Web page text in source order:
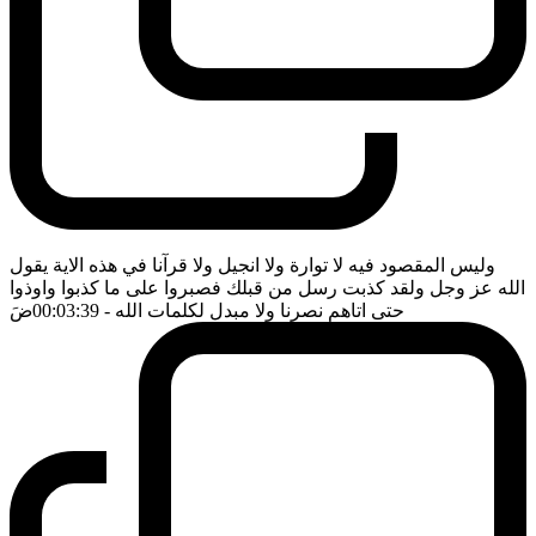
وليس المقصود فيه لا توارة ولا انجيل ولا قرآنا في هذه الاية يقول
الله عز وجل ولقد كذبت رسل من قبلك فصبروا على ما كذبوا واوذوا
حتى اتاهم نصرنا ولا مبدل لكلمات الله - 00:03:39 ضَ